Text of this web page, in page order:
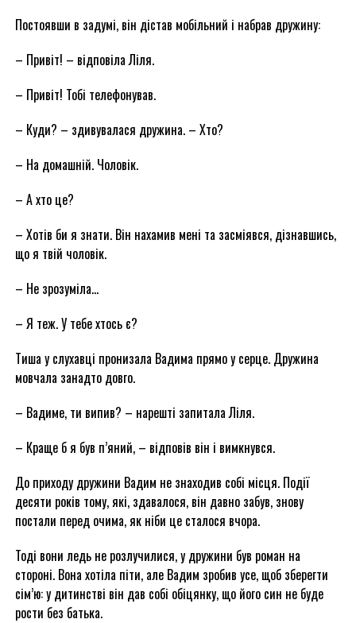
Постоявши в задумі, він дістав мобільний і набрав дружину:
– Привіт! – відповіла Ліля.
– Привіт! Тобі телефонував.
– Куди? – здивувалася дружина. – Хто?
– На домашній. Чоловік.
– А хто це?
– Хотів би я знати. Він нахамив мені та засміявся, дізнавшись,
що я твій чоловік.
– Не зрозуміла…
– Я теж. У тебе хтось є?
Тиша у слухавці пронизала Вадима прямо у серце. Дружина
мовчала занадто довго.
– Вадиме, ти випив? – нарешті запитала Ліля.
– Краще б я був п’яний, – відповів він і вимкнувся.
До приходу дружини Вадим не знаходив собі місця. Події
десяти років тому, які, здавалося, він давно забув, знову
постали перед очима, як ніби це сталося вчора.
Тоді вони ледь не розлучилися, у дружини був роман на
стороні. Вона хотіла піти, але Вадим зробив усе, щоб зберегти
сім’ю: у дитинстві він дав собі обіцянку, що його син не буде
рости без батька.